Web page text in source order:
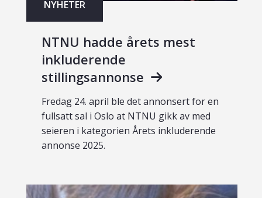
NYHETER
NTNU hadde årets mest
inkluderende
stillingsannonse
Fredag 24. april ble det annonsert for en
fullsatt sal i Oslo at NTNU gikk av med
seieren i kategorien Årets inkluderende
annonse 2025.